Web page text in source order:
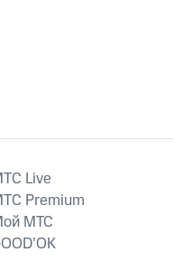
Live
Premium
МТС